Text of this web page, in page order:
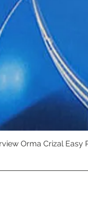
Orma Crizal Easy